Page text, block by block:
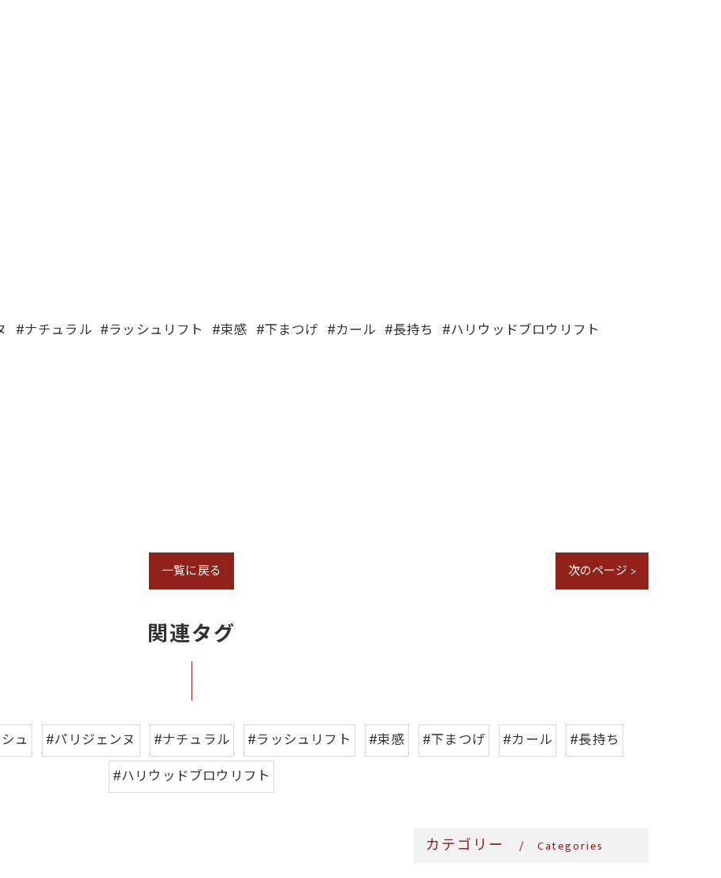
#ナチュラル #ラッシュリフト #束感 #下まつげ #カール #長持ち #ハリウッドブロウリフト
一覧に戻る 次のページ >
関連タグ
ュ #パリジェンヌ #ナチュラル #ラッシュリフト #束感 #下まつげ #カール
#長持ち
#ハリウッドブロウリフト
カテゴリー Categories